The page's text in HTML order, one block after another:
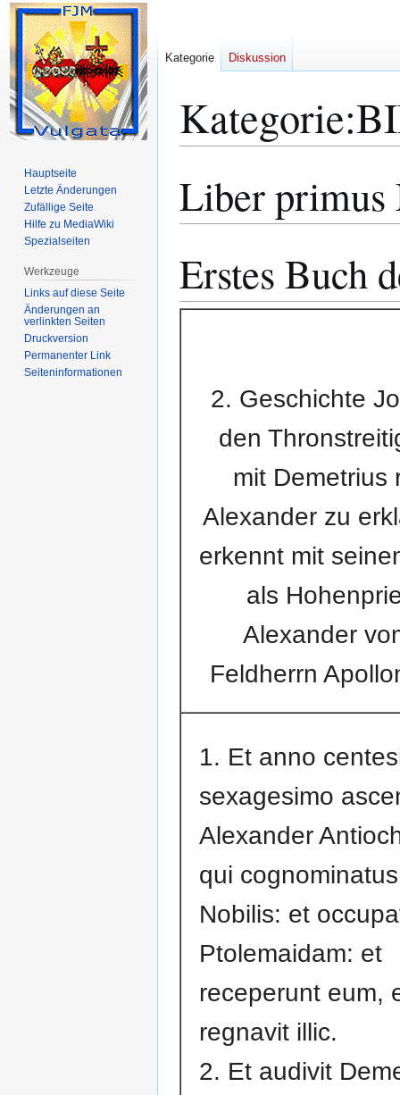
Kategorie:
Navigation
Suche
Liber primus
Erstes Buch
2. Geschichte
den
mit Demetrius
Alexander zu
erkennt mit
als
Alexander
Feldherrn
1. Et anno
sexagesimo
Alexander
qui
Nobilis: et
Ptolemaidam: et
receperunt eum,
regnavit illic.
2. Et audivit
Kategorie Diskussion
Hauptseite
Letzte Änderungen
Zufällige Seite
Hilfe zu MediaWiki
Spezialseiten
Werkzeuge
Links auf diese Seite
Änderungen an
verlinkten Seiten
Druckversion
Permanenter Link
Seiten­­informationen